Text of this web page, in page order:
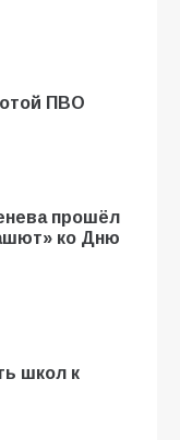
ПВО
прошёл
ко Дню
школ к